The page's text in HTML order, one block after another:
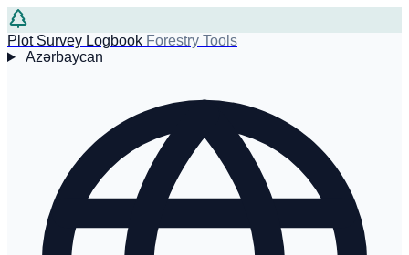
Plot Survey Logbook Forestry Tools
Azərbaycan